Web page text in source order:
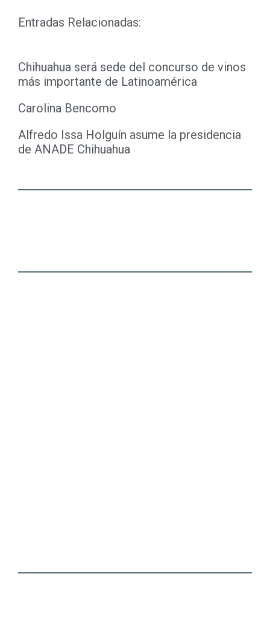
Entradas Relacionadas:
Chihuahua será sede del concurso de vinos
más importante de Latinoamérica
Carolina Bencomo
Alfredo Issa Holguín asume la presidencia
de ANADE Chihuahua